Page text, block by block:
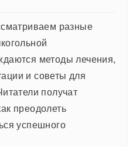
разные
методы лечения,
и советы для
получат
преодолеть
успешного